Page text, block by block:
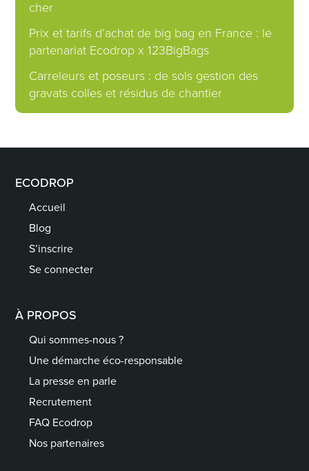
cher
Prix et tarifs d’achat de big bag en France : le
partenariat Ecodrop x 123BigBags
Carreleurs et poseurs : de sols gestion des
gravats colles et résidus de chantier
ECODROP
Accueil
Blog
S’inscrire
Se connecter
À PROPOS
Qui sommes-nous ?
Une démarche éco-responsable
La presse en parle
Recrutement
FAQ Ecodrop
Nos partenaires